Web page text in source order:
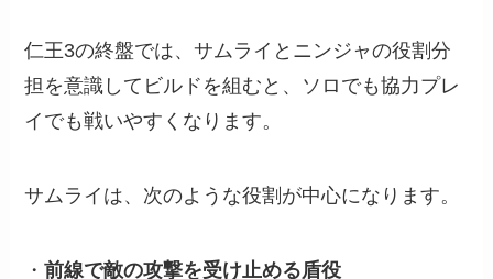
仁王3の終盤では、サムライとニンジャの役割分
担を意識してビルドを組むと、ソロでも協力プレ
イでも戦いやすくなります。
サムライは、次のような役割が中心になります。
・前線で敵の攻撃を受け止める盾役